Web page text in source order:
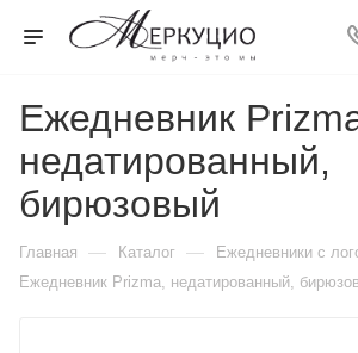
Ежедневник
недатированный,
бирюзовый
Главная — Каталог — Ежедневники c
Ежедневник Prizma, недатированный,